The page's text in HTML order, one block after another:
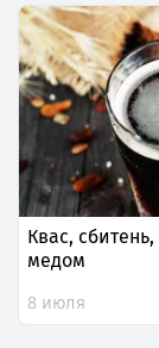
Квас,
медом
8 июля